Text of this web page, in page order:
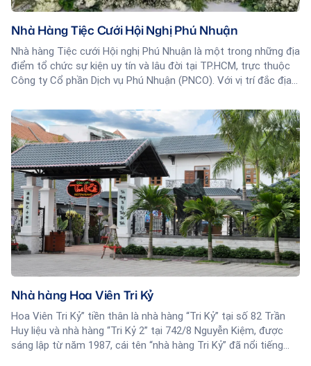
Nhà Hàng Tiệc Cưới Hội Nghị Phú Nhuận
Nhà hàng Tiệc cưới Hội nghị Phú Nhuận là một trong những địa
điểm tổ chức sự kiện uy tín và lâu đời tại TP.HCM, trực thuộc
Công ty Cổ phần Dịch vụ Phú Nhuận (PNCO). Với vị trí đắc địa
trung tâm, nhà hàng là lựa chọn lý tưởng cho các sự kiện quan
trọng như tiệc cưới, hội nghị, hội thảo, sinh nhật, họp mặt gia
đình, gala dinner...
Nhà hàng Hoa Viên Tri Kỷ
Hoa Viên Tri Kỷ” tiền thân là nhà hàng “Tri Kỷ” tại số 82 Trần
Huy liệu và nhà hàng “Tri Kỷ 2” tại 742/8 Nguyễn Kiệm, được
sáng lập từ năm 1987, cái tên “nhà hàng Tri Kỷ” đã nổi tiếng